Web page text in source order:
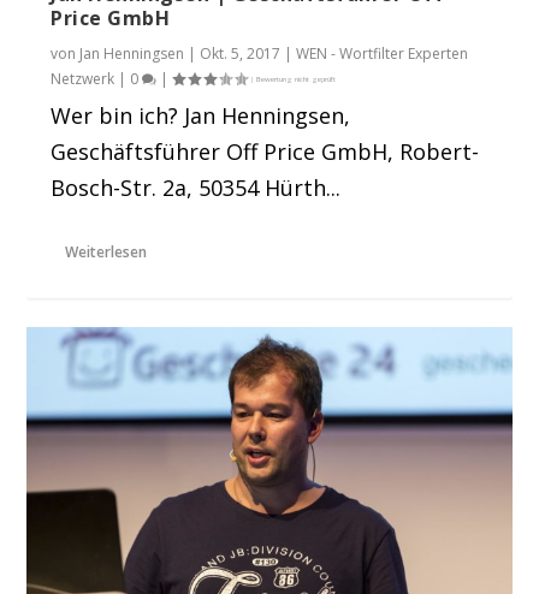
Price GmbH
von Jan Henningsen | Okt. 5, 2017 |WEN - Wortfilter Experten
Netzwerk | 0 |
Wer bin ich? Jan Henningsen,
Geschäftsführer Off Price GmbH, Robert-
Bosch-Str. 2a, 50354 Hürth...
Weiterlesen